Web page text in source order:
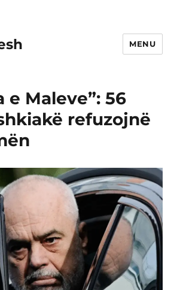
MENU
e Maleve”: 56
refuzojnë